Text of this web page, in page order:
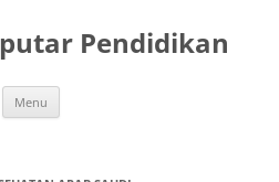
Pendidikan
Menu